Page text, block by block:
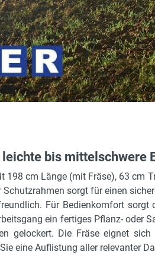
bis mittelschwere
cm Länge (mit Fräse), 63 cm
Schutzrahmen sorgt für einen
Für Bedienkomfort
ein fertiges Pflanz- oder
gelockert. Die Fräse eignet
eine Auflistung aller relevanter